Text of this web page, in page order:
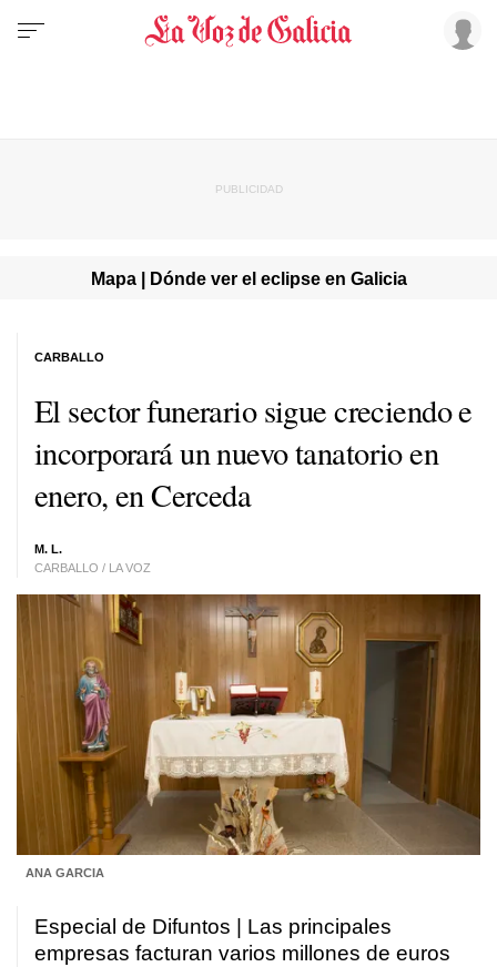
Mapa | Dónde ver el eclipse en Galicia
El sector funerario sigue creciendo e
incorporará un nuevo tanatorio en
enero, en Cerceda
M. L.
CARBALLO / LA VOZ
CARBALLO
ANA GARCIA
Especial de Difuntos | Las principales
empresas facturan varios millones de euros